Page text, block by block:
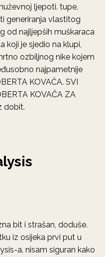
ljepoti. tupe,
generiranja vlastitog
od najljepših muškaraca
koji je sjedio na klupi,
ozbiljnog nike kojem
najpametnije
KOVAČA. SVI
KOVAČA ZA
dobit.
bit i strašan, doduše.
iz osijeka prvi put u
a. nisam siguran kako